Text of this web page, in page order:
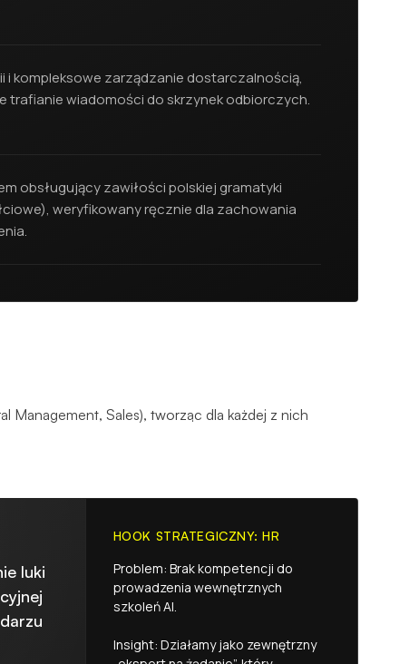
i kompleksowe zarządzanie dostarczalnością,
trafianie wiadomości do skrzynek odbiorczych.
obsługujący zawiłości polskiej gramatyki
weryfikowany ręcznie dla zachowania
Management, Sales), tworząc dla każdej z nich
luki
HOOK STRATEGICZNY: HR
Problem: Brak kompetencji do
prowadzenia wewnętrznych
szkoleń AI.
Insight: Działamy jako zewnętrzny